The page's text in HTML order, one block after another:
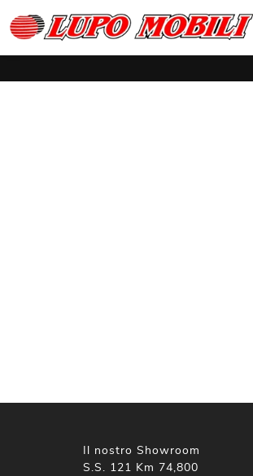
Il nostro Showroom
S.S. 121 Km 74,800